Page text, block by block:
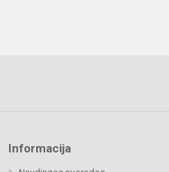
Informacija